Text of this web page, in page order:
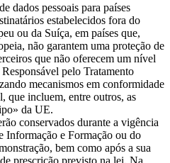
dados pessoais para países
estabelecidos fora do
ou da Suíça, em países que,
não garantem uma proteção de
que não oferecem um nível
pelo Tratamento
mecanismos em conformidade
que incluem, entre outros, as
da UE.
conservados durante a vigência
Informação e Formação ou do
bem como após a sua
prescrição previsto na lei. Na